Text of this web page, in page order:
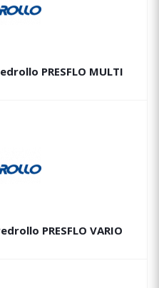
PRESFLO MULTI
PRESFLO VARIO